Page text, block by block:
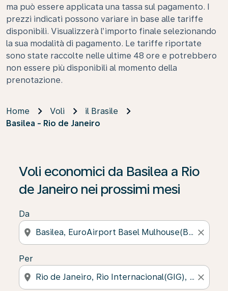
ma può essere applicata una tassa sul pagamento. I
prezzi indicati possono variare in base alle tariffe
disponibili. Visualizzerà l’importo finale selezionando
la sua modalità di pagamento. Le tariffe riportate
sono state raccolte nelle ultime 48 ore e potrebbero
non essere più disponibili al momento della
prenotazione.
Home Voli
il Brasile
Basilea - Rio de Janeiro
Voli economici da Basilea a Rio
de Janeiro nei prossimi mesi
Da
location_on close
Per
location_on close